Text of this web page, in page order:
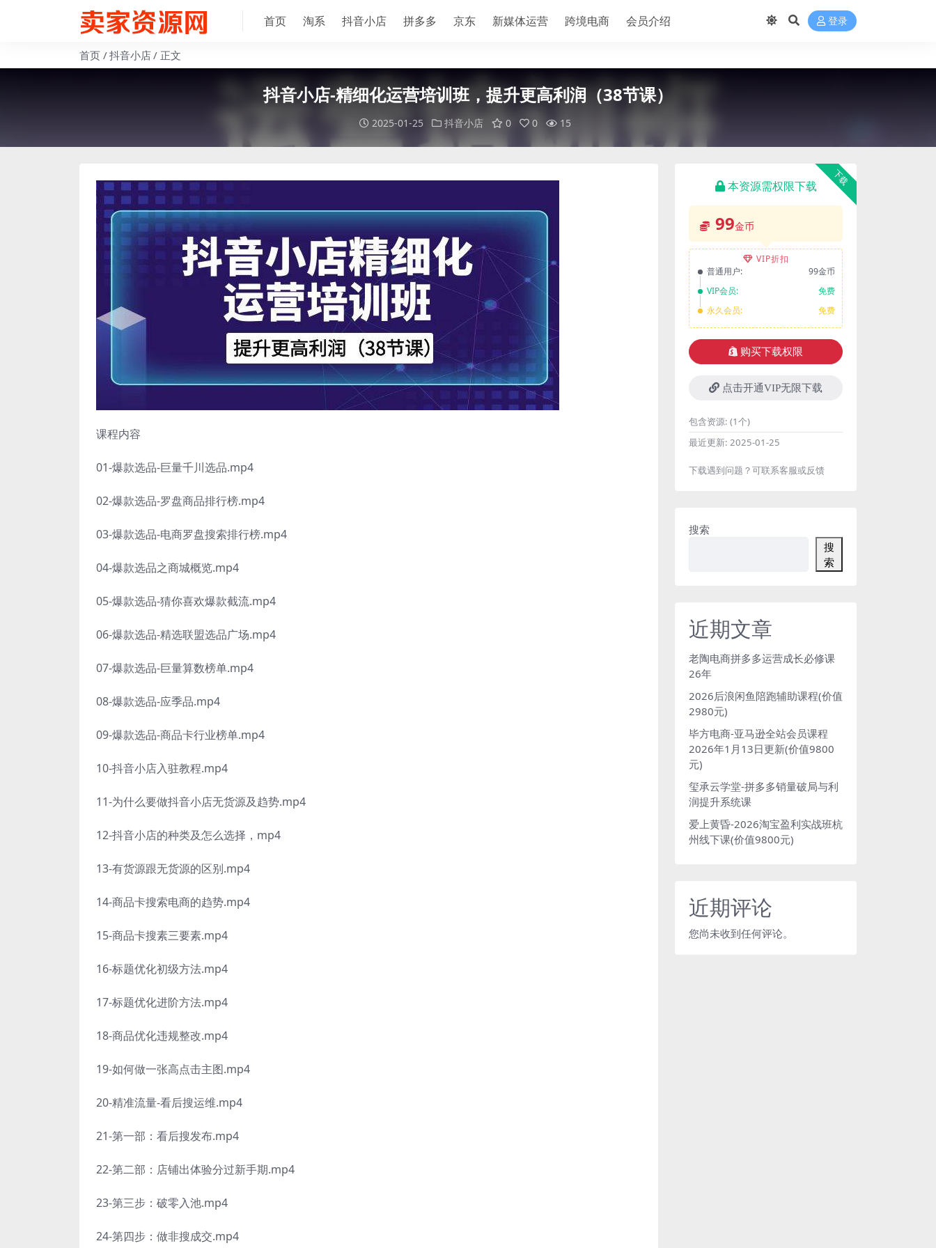
首页 淘系 抖音小店 拼多多 京东 新媒体运营 跨境电商 会员介绍 登录
首页 抖音小店 正文
抖音小店-精细化运营培训班，提升更高利润（38节课）
2025-01-25 抖音小店 0 0 15
课程内容
01-爆款选品-巨量千川选品.mp4
02-爆款选品-罗盘商品排行榜.mp4
03-爆款选品-电商罗盘搜索排行榜.mp4
04-爆款选品之商城概览.mp4
05-爆款选品-猜你喜欢爆款截流.mp4
06-爆款选品-精选联盟选品广场.mp4
07-爆款选品-巨量算数榜单.mp4
08-爆款选品-应季品.mp4
09-爆款选品-商品卡行业榜单.mp4
10-抖音小店入驻教程.mp4
11-为什么要做抖音小店无货源及趋势.mp4
12-抖音小店的种类及怎么选择，mp4
13-有货源跟无货源的区别.mp4
14-商品卡搜索电商的趋势.mp4
15-商品卡搜素三要素.mp4
16-标题优化初级方法.mp4
17-标题优化进阶方法.mp4
18-商品优化违规整改.mp4
19-如何做一张高点击主图.mp4
20-精准流量-看后搜运维.mp4
21-第一部：看后搜发布.mp4
22-第二部：店铺出体验分过新手期.mp4
23-第三步：破零入池.mp4
24-第四步：做非搜成交.mp4
下载
本资源需权限下载
99金币
VIP折扣
普通用户:
99金币
VIP会员:
免费
永久会员:
免费
购买下载权限
点击开通VIP无限下载
包含资源: (1个)
最近更新: 2025-01-25
下载遇到问题？可联系客服或反馈
搜索
搜
索
近期文章
老陶电商拼多多运营成长必修课
26年
2026后浪闲鱼陪跑辅助课程(价值
2980元)
毕方电商-亚马逊全站会员课程
2026年1月13日更新(价值9800
元)
玺承云学堂-拼多多销量破局与利
润提升系统课
爱上黄昏-2026淘宝盈利实战班杭
州线下课(价值9800元)
近期评论
您尚未收到任何评论。